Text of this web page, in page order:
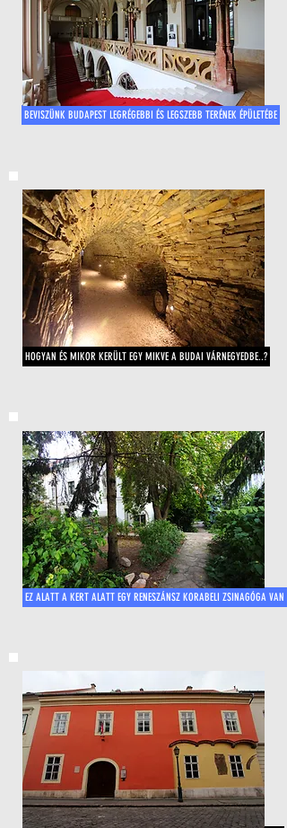
BEVISZÜNK BUDAPEST LEGRÉGEBBI ÉS LEGSZEBB TERÉNEK ÉPÜLETÉBE
HOGYAN ÉS MIKOR KERÜLT EGY MIKVE A BUDAI VÁRNEGYEDBE..?
EZ ALATT A KERT ALATT EGY RENESZÁNSZ KORABELI ZSINAGÓGA VAN